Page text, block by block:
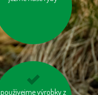
používejme výrobky z
topme správně